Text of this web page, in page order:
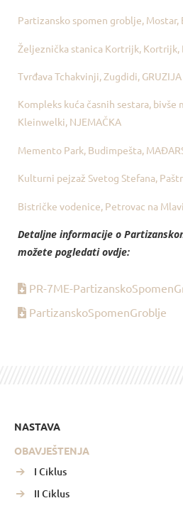
Partizansko spomen groblje, Mostar,
Željeznička stanica Kortrijk, Kortrijk,
Tvrđava Tchakvinji, Zugdidi, GRUZIJA
Kompleks kuća časnih sestara, bivše
Kleinwelki, NJEMAČKA
Memento Park, Budimpešta,
Kulturni pejzaž Svetog Stefana,
Bistričke vodenice, Petrovac na
Detaljne informacije o
možete pogledati ovdje:
PR-7ME-
PartizanskoSpomenGroblje
NASTAVA
OBAVJEŠTENJA
I Ciklus
II Ciklus